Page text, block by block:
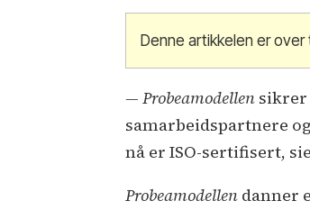
Denne artikkelen er over
— Probeamodellen sikrer
samarbeidspartnere
nå er ISO-sertifisert,
Probeamodellen danner